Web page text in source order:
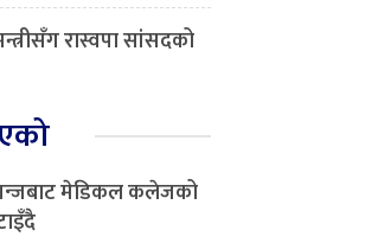
रास्वपा सांसदको
मेडिकल कलेजको